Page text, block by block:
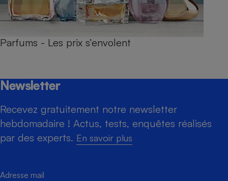
Parfums - Les prix s’envolent
Newsletter
Recevez gratuitement notre newsletter
hebdomadaire ! Actus, tests, enquêtes réalisés
par des experts. En savoir plus
Adresse mail